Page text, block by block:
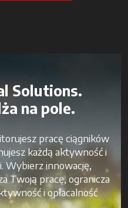
Solutions.
na pole.
pracę ciągników
każdą aktywność i
Wybierz innowację,
Twoją pracę, ogranicza
i opłacalność